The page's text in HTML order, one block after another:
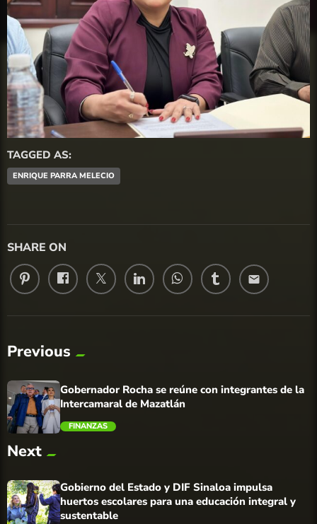
TAGGED AS:
ENRIQUE PARRA MELECIO
SHARE ON
email
Previous
trending_flat
Gobernador Rocha se reúne con integrantes de la
Intercamaral de Mazatlán
FINANZAS
Next
Gobierno del Estado y DIF Sinaloa impulsa
huertos escolares para una educación integral y
sustentable